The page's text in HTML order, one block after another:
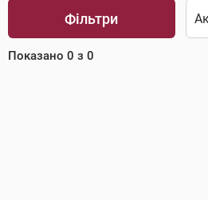
Фільтри
Показано 0 з 0